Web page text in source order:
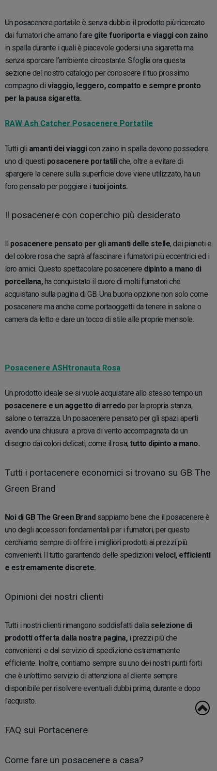
Un posacenere portatile è senza dubbio il prodotto più ricercato
dai fumatori che amano fare gite fuoriporta e viaggi con zaino
in spalla durante i quali è piacevole godersi una sigaretta ma
senza sporcare l’ambiente circostante. Sfoglia ora questa
sezione del nostro catalogo per conoscere il tuo prossimo
compagno di viaggio, leggero, compatto e sempre pronto
per la pausa sigaretta.
RAW Ash Catcher Posacenere Portatile
Tutti gli amanti dei viaggicon zaino in spalla devono possedere
uno di questi posacenere portatiliche, oltre a evitare di
spargere la cenere sulla superficie dove viene utilizzato, ha un
foro pensato per poggiare i tuoi joints.
Il posacenere con coperchio più desiderato
Il posacenere pensato per gli amanti delle stelle, dei pianeti e
del colore rosa che saprà affascinare i fumatori più eccentrici ed i
loro amici. Questo spettacolare posacenere dipinto a mano di
porcellana,ha conquistato il cuore di molti fumatori che
acquistano sulla pagina di GB. Una buona opzione non solo come
posacenere ma anche come portaoggetti da tenere in salone o
camera da letto e dare un tocco di stile alle proprie mensole.
Posacenere ASHtronauta Rosa
Un prodotto ideale se si vuole acquistare allo stesso tempo un
posacenere e un aggetto di arredo per la propria stanza,
salone o terrazza. Un posacenere pensato per gli spazi aperti
avendo una chiusura a prova di vento accompagnata da un
disegno dai colori delicati, come il rosa, tutto dipinto a mano.
Tutti i portacenere economici si trovano su GB The
Green Brand
Noi di GB The Green Brandsappiamo bene che il posacenere è
uno degli accessori fondamentali per i fumatori, per questo
cerchiamo sempre di offrire i migliori prodotti ai prezzi più
convenienti. Il tutto garantendo delle spedizioni veloci, efficienti
e estremamente discrete.
Opinioni dei nostri clienti
Tutti i nostri clienti rimangono soddisfatti dalla selezione di
prodotti offerta dalla nostra pagina,i prezzi più che
convenienti e dal servizio di spedizione estremamente
efficiente. Inoltre, contiamo sempre su uno dei nostri punti forti
che è un’ottimo servizio di attenzione al cliente sempre
disponibile per risolvere eventuali dubbi prima, durante e dopo
l'acquisto.
FAQ sui Portacenere
Come fare un posacenere a casa?